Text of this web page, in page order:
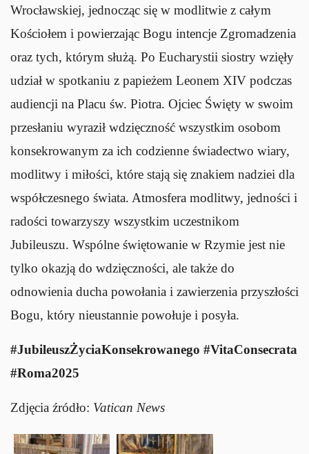
Wrocławskiej, jednocząc się w modlitwie z całym
Kościołem i powierzając Bogu intencje Zgromadzenia
oraz tych, którym służą. Po Eucharystii siostry wzięły
udział w spotkaniu z papieżem Leonem XIV podczas
audiencji na Placu św. Piotra. Ojciec Święty w swoim
przesłaniu wyraził wdzięczność wszystkim osobom
konsekrowanym za ich codzienne świadectwo wiary,
modlitwy i miłości, które stają się znakiem nadziei dla
współczesnego świata. Atmosfera modlitwy, jedności i
radości towarzyszy wszystkim uczestnikom
Jubileuszu. Wspólne świętowanie w Rzymie jest nie
tylko okazją do wdzięczności, ale także do
odnowienia ducha powołania i zawierzenia przyszłości
Bogu, który nieustannie powołuje i posyła.
#JubileuszŻyciaKonsekrowanego #VitaConsecrata
#Roma2025
Zdjęcia źródło: Vatican News